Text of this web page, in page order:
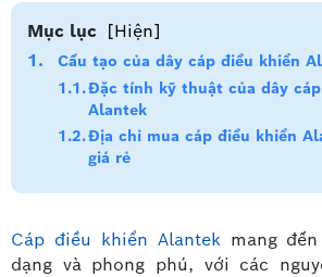
Mục lục [Hiện]
Cấu tạo của dây cáp điều khiển
Đặc tính kỹ thuật của dây
Alantek
Địa chỉ mua cáp điều khiển
giá rẻ
Cáp điều khiển Alantekmang
dạng và phong phú, với các